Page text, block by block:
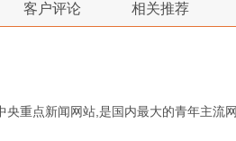
客户评论 相关推荐
重点新闻网站,是国内最大的青年主流网